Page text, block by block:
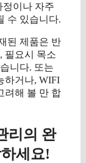
정이나 자주
수 있습니다.
된 제품은 반
필요시 목소
니다. 또는
하거나, WIFI
려해 볼 만 합
리의 완
세요!